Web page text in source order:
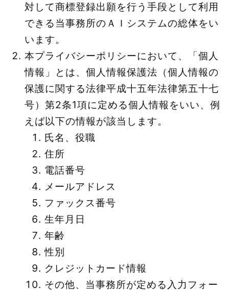
対して商標登録出願を行う手段として利用
できる当事務所のＡＩシステムの総体をい
います。
本プライバシーポリシーにおいて、「個人
情報」とは、個人情報保護法（個人情報の
保護に関する法律平成十五年法律第五十七
号）第2条1項に定める個人情報をいい、例
えば以下の情報が該当します。
氏名、役職
住所
電話番号
メールアドレス
ファックス番号
生年月日
年齢
性別
クレジットカード情報
その他、当事務所が定める入力フォー